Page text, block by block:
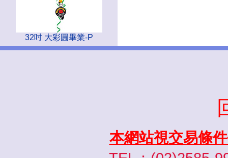
32吋 大彩圓畢業-P
本網站視交易條